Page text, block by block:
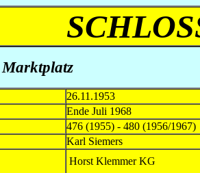
26.11.1953
Ende Juli 1968
476 (1955) - 480 (1956/1967)
Karl Siemers
Horst Klemmer KG